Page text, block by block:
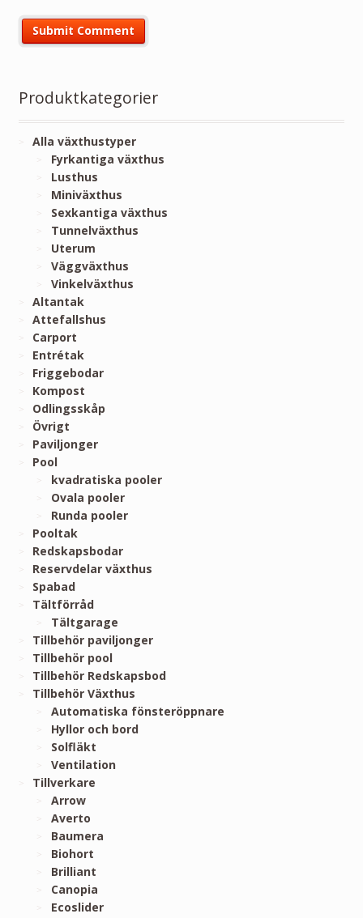
Produktkategorier
Alla växthustyper
Fyrkantiga växthus
Lusthus
Miniväxthus
Sexkantiga växthus
Tunnelväxthus
Uterum
Väggväxthus
Vinkelväxthus
Altantak
Attefallshus
Carport
Entrétak
Friggebodar
Kompost
Odlingsskåp
Övrigt
Paviljonger
Pool
kvadratiska pooler
Ovala pooler
Runda pooler
Pooltak
Redskapsbodar
Reservdelar växthus
Spabad
Tältförråd
Tältgarage
Tillbehör paviljonger
Tillbehör pool
Tillbehör Redskapsbod
Tillbehör Växthus
Automatiska fönsteröppnare
Hyllor och bord
Solfläkt
Ventilation
Tillverkare
Arrow
Averto
Baumera
Biohort
Brilliant
Canopia
Ecoslider